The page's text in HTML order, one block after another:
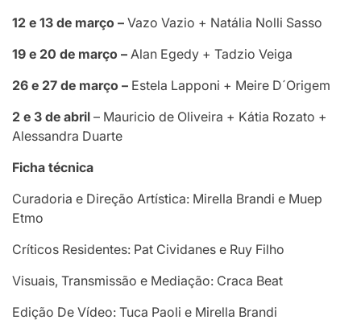
12 e 13 de março – Vazo Vazio + Natália Nolli Sasso
19 e 20 de março – Alan Egedy + Tadzio Veiga
26 e 27 de março – Estela Lapponi + Meire D´Origem
2 e 3 de abril – Mauricio de Oliveira + Kátia Rozato +
Alessandra Duarte
Ficha técnica
Curadoria e Direção Artística: Mirella Brandi e Muep
Etmo
Críticos Residentes: Pat Cividanes e Ruy Filho
Visuais, Transmissão e Mediação: Craca Beat
Edição De Vídeo: Tuca Paoli e Mirella Brandi